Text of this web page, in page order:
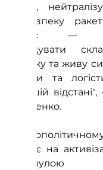
діяти,
небезпеку
Плюс —
знищувати
техніку та живу
штаби та
більшій
Петренко.
У
очікує на